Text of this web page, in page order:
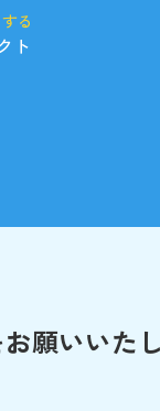
る
ト
願いいた